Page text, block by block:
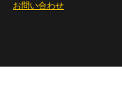
お問い合わせ